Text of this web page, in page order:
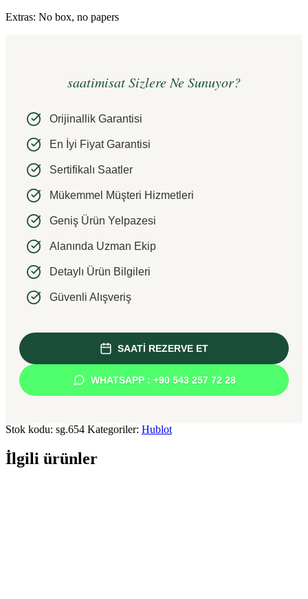
Extras: No box, no papers
saatimisat Sizlere Ne Sunuyor?
Orijinallik Garantisi
En İyi Fiyat Garantisi
Sertifikalı Saatler
Mükemmel Müşteri Hizmetleri
Geniş Ürün Yelpazesi
Alanında Uzman Ekip
Detaylı Ürün Bilgileri
Güvenli Alışveriş
SAATİ REZERVE ET
WHATSAPP : +90 543 257 72 28
Stok kodu: sg.654 Kategoriler: Hublot
İlgili ürünler